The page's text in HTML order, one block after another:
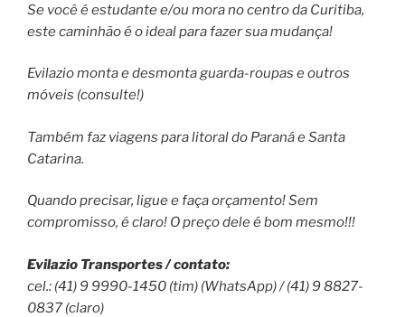
Se você é estudante e/ou mora no centro da Curitiba,
este caminhão é o ideal para fazer sua mudança!
Evilazio monta e desmonta guarda-roupas e outros
móveis (consulte!)
Também faz viagens para litoral do Paraná e Santa
Catarina.
Quando precisar, ligue e faça orçamento! Sem
compromisso, é claro! O preço dele é bom mesmo!!!
Evilazio Transportes / contato:
cel.: (41) 9 9990-1450 (tim) (WhatsApp) / (41) 9 8827-
0837 (claro)